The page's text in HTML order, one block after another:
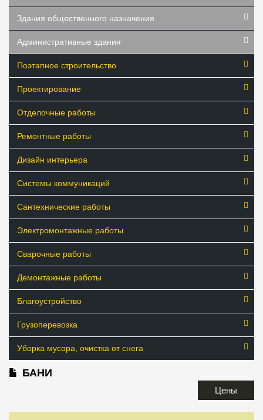
Здания общественного назначения
Административные здания
Поэтапное строительство
Проектирование
Отделочные работы
Ремонтные работы
Дизайн интерьера
Системы коммуникаций
Сантехнические работы
Электромонтажные работы
Сварочные работы
Демонтажные работы
Благоустройство
Грузоперевозка
Уборка мусора, очистка от снега
БАНИ
Цены